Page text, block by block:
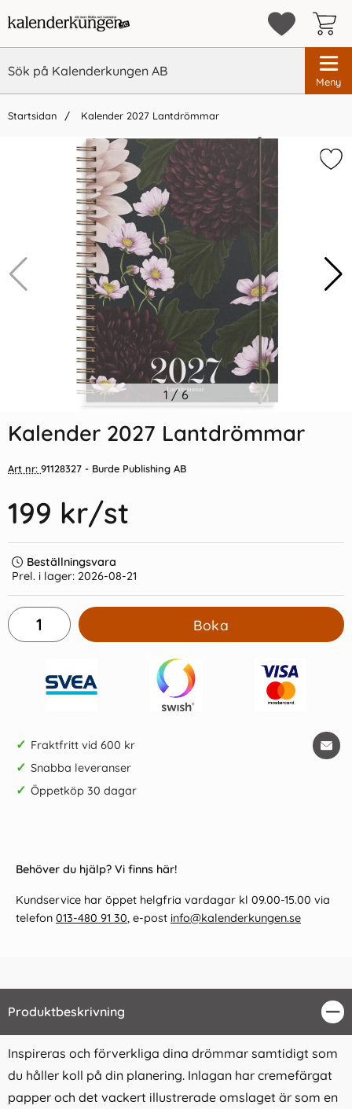
Meny
Startsidan Kalender 2027 Lantdrömmar
Vi rekommenderar
Indexflikar och Frixion clicker
svart
55 kr/st
Kalender 2026 Stor
Plankalender spiralbunden
69 kr/st
1/6
Kalender 2027 Lantdrömmar
Art nr: 91128327 - Burde Publishing AB
199 kr/st
Beställningsvara
Prel. i lager: 2026-08-21
Boka
✓ Fraktfritt vid 600 kr
✓ Snabba leveranser
✓ Öppetköp 30 dagar
Behöver du hjälp? Vi finns här!
Kundservice har öppet helgfria vardagar kl 09.00-15.00 via
telefon 013-480 91 30, e-post info@kalenderkungen.se
Produktbeskrivning
Inspireras och förverkliga dina drömmar samtidigt som
du håller koll på din planering. Inlagan har cremefärgat
papper och det vackert illustrerade omslaget är som en